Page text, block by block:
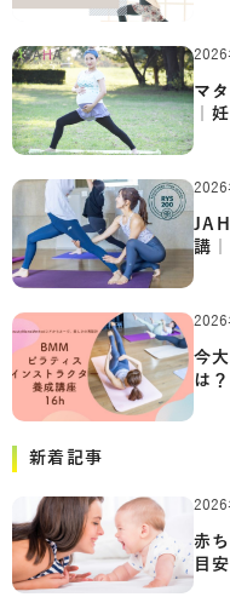
2026
マ
｜
2026
講
2026
今
は
新着記事
2026
赤
目